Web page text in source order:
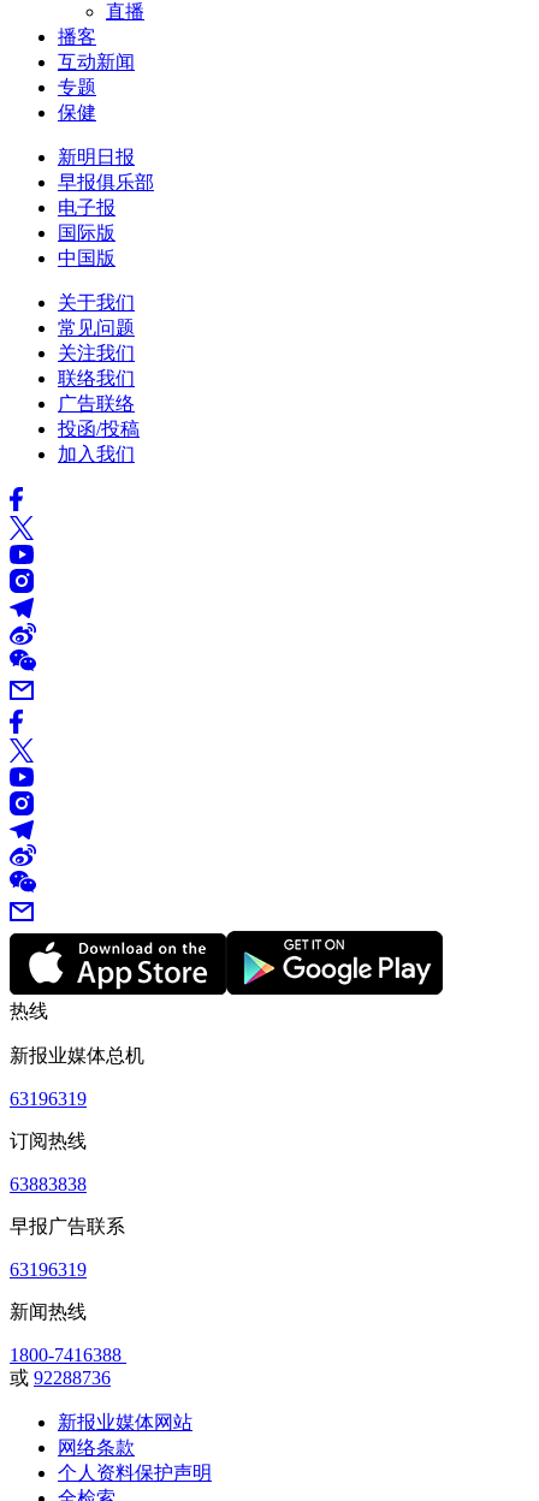
直播
播客
互动新闻
专题
保健
新明日报
早报俱乐部
电子报
国际版
中国版
关于我们
常见问题
关注我们
联络我们
广告联络
投函/投稿
加入我们
热线
新报业媒体总机
63196319
订阅热线
63883838
早报广告联系
63196319
新闻热线
1800-7416388
或 92288736
新报业媒体网站
网络条款
个人资料保护声明